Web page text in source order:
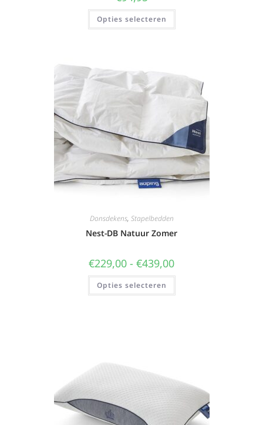
Opties selecteren
Donsdekens, Stapelbedden
Nest-DB Natuur Zomer
€229,00 - €439,00
Opties selecteren